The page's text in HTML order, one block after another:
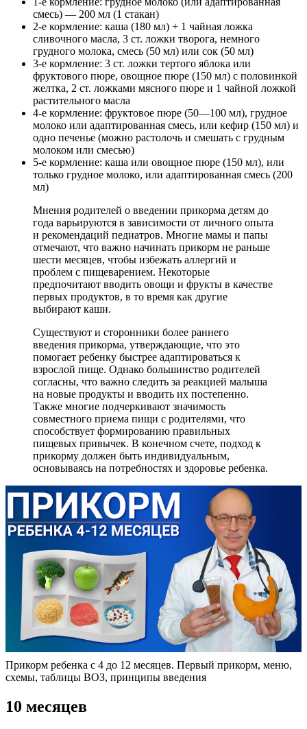
смесь) — 200 мл (1 стакан)
2-е кормление: каша (180 мл) + 1 чайная ложка
сливочного масла, 3 ст. ложки творога, немного
грудного молока, смесь (50 мл) или сок (50 мл)
3-е кормление: 3 ст. ложки тертого яблока или
фруктового пюре, овощное пюре (150 мл) с половинкой
желтка, 2 ст. ложками мясного пюре и 1 чайной ложкой
растительного масла
4-е кормление: фруктовое пюре (50—100 мл), грудное
молоко или адаптированная смесь, или кефир (150 мл) и
одно печенье (можно растолочь и смешать с грудным
молоком или смесью)
5-е кормление: каша или овощное пюре (150 мл), или
только грудное молоко, или адаптированная смесь (200
мл)
Мнения родителей о введении прикорма детям до
года варьируются в зависимости от личного опыта
и рекомендаций педиатров. Многие мамы и папы
отмечают, что важно начинать прикорм не раньше
шести месяцев, чтобы избежать аллергий и
проблем с пищеварением. Некоторые
предпочитают вводить овощи и фрукты в качестве
первых продуктов, в то время как другие
выбирают каши.
Существуют и сторонники более раннего
введения прикорма, утверждающие, что это
помогает ребенку быстрее адаптироваться к
взрослой пище. Однако большинство родителей
согласны, что важно следить за реакцией малыша
на новые продукты и вводить их постепенно.
Также многие подчеркивают значимость
совместного приема пищи с родителями, что
способствует формированию правильных
пищевых привычек. В конечном счете, подход к
прикорму должен быть индивидуальным,
основываясь на потребностях и здоровье ребенка.
Прикорм ребенка с 4 до 12 месяцев. Первый прикорм, меню,
схемы, таблицы ВОЗ, принципы введения
10 месяцев